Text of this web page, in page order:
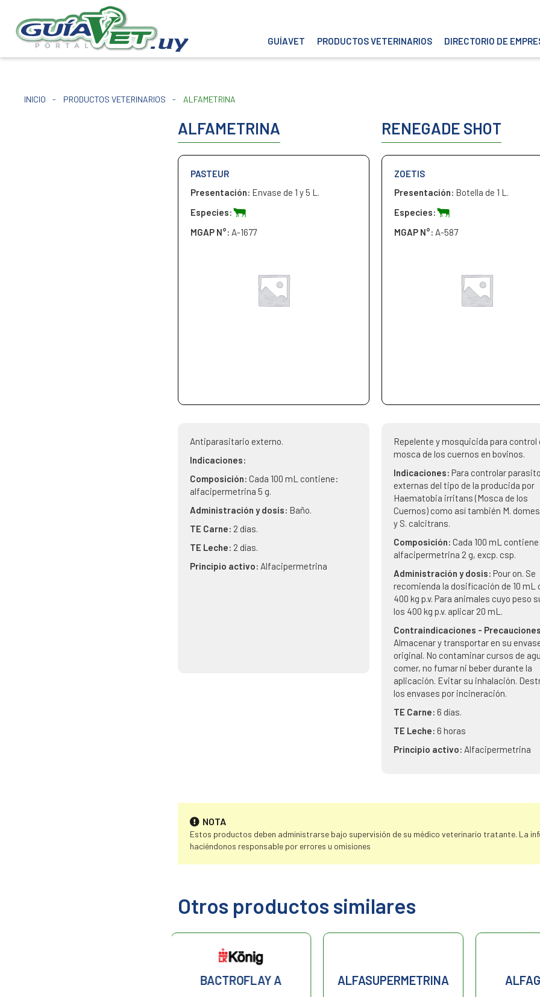
GUÍAVET PRODUCTOS VETERINARIOS DIRECTORIO DE
INICIO - PRODUCTOS VETERINARIOS - ALFAMETRINA
ALFAMETRINA
PASTEUR
Presentación: Envase de 1 y 5 L.
Especies:
MGAP N°: A-1677
Antiparasitario externo.
Indicaciones:
Composición:Cada 100 mL contiene:
alfacipermetrina 5 g.
Administración y dosis: Baño.
TE Carne: 2 días.
TE Leche: 2 días.
Principio activo: Alfacipermetrina
RENEGADE SHOT
ZOETIS
Presentación: Botella de 1 L.
Especies:
MGAP N°: A-587
Repelente y mosquicida para control
mosca de los cuernos en bovinos.
Indicaciones: Para controlar
externas del tipo de la producida por
Haematobia irritans (Mosca de los
Cuernos) como así también M.
y S. calcitrans.
Composición: Cada 100 mL
alfacipermetrina 2 g, excp. csp.
Administración y dosis: Pour on. Se
recomienda la dosificación de 10 mL
400 kg p.v. Para animales cuyo peso
los 400 kg p.v. aplicar 20 mL.
Contraindicaciones -
Almacenar y transportar en su
original. No contaminar cursos de
comer, no fumar ni beber durante la
aplicación. Evitar su inhalación.
los envases por incineración.
TE Carne: 6 días.
TE Leche: 6 horas
Principio activo: Alfacipermetrina
NOTA
Estos productos deben administrarse bajo supervisión de su médico veterinario tratante. La
haciéndonos responsable por errores u omisiones
Otros productos similares
ALFASUPERMETRINA ALFAGEN PLUS